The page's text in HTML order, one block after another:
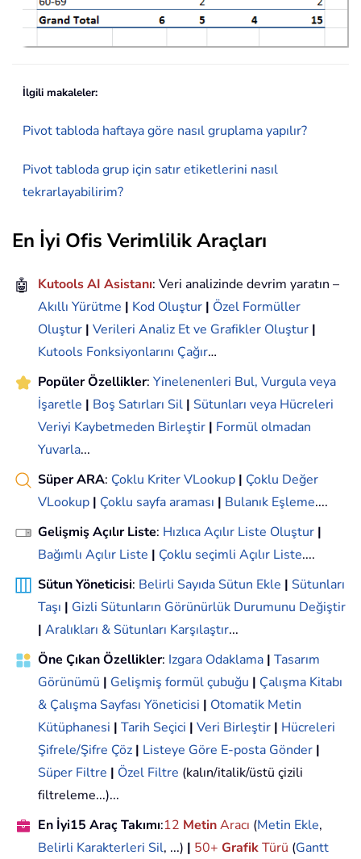
İlgili makaleler:
Pivot tabloda haftaya göre nasıl gruplama yapılır?
Pivot tabloda grup için satır etiketlerini nasıl
tekrarlayabilirim?
En İyi Ofis Verimlilik Araçları
🤖 Kutools AI Asistanı: Veri analizinde devrim yaratın –
Akıllı Yürütme | Kod Oluştur | Özel Formüller
Oluştur | Verileri Analiz Et ve Grafikler Oluştur |
Kutools Fonksiyonlarını Çağır…
Popüler Özellikler: Yinelenenleri Bul, Vurgula veya
İşaretle | Boş Satırları Sil | Sütunları veya Hücreleri
Veriyi Kaybetmeden Birleştir | Formül olmadan
Yuvarla...
Süper ARA: Çoklu Kriter VLookup | Çoklu Değer
VLookup | Çoklu sayfa araması | Bulanık Eşleme....
Gelişmiş Açılır Liste: Hızlıca Açılır Liste Oluştur |
Bağımlı Açılır Liste | Çoklu seçimli Açılır Liste....
Sütun Yöneticisi: Belirli Sayıda Sütun Ekle | Sütunları
Taşı | Gizli Sütunların Görünürlük Durumunu Değiştir
| Aralıkları & Sütunları Karşılaştır...
Öne Çıkan Özellikler: Izgara Odaklama | Tasarım
Görünümü | Gelişmiş formül çubuğu | Çalışma Kitabı
& Çalışma Sayfası Yöneticisi | Otomatik Metin
Kütüphanesi | Tarih Seçici | Veri Birleştir | Hücreleri
Şifrele/Şifre Çöz | Listeye Göre E-posta Gönder |
Süper Filtre | Özel Filtre (kalın/italik/üstü çizili
filtreleme...)...
En İyi15 Araç Takımı:12 MetinAracı (Metin Ekle,
Belirli Karakterleri Sil, ...) | 50+ GrafikTürü (Gantt